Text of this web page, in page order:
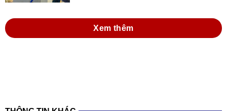
Xem thêm